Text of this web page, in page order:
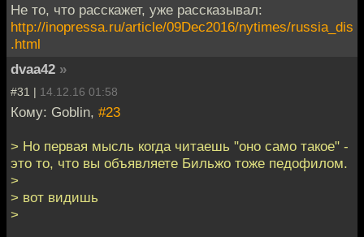
Не то, что расскажет, уже рассказывал:
http://inopressa.ru/article/09Dec2016/nytimes/russia_dis
.html
dvaa42 »
#31 | 14.12.16 01:58
Кому: Goblin, #23
> Но первая мысль когда читаешь "оно само такое" -
это то, что вы объявляете Бильжо тоже педофилом.
>
> вот видишь
>